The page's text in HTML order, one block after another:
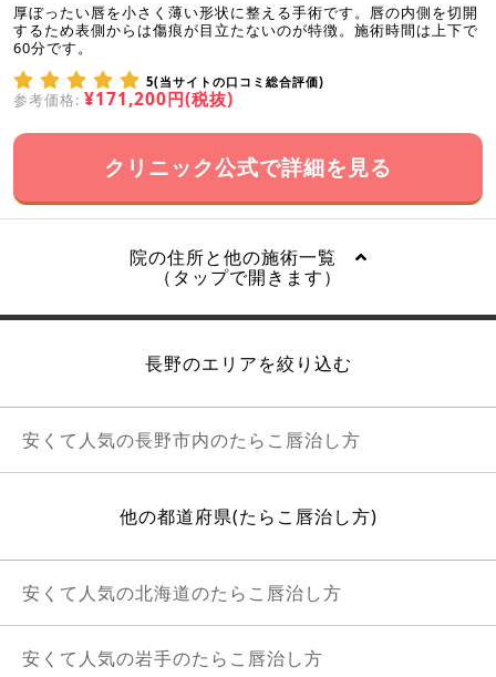
厚ぼったい唇を小さく薄い形状に整える手術です。唇の内側を切開
するため表側からは傷痕が目立たないのが特徴。施術時間は上下で
60分です。
5(当サイトの口コミ総合評価)
参考価格: ¥171,200円(税抜)
クリニック公式で詳細を見る
院の住所と他の施術一覧
（タップで開きます）
長野のエリアを絞り込む
安くて人気の長野市内のたらこ唇治し方
他の都道府県(たらこ唇治し方)
安くて人気の北海道のたらこ唇治し方
安くて人気の岩手のたらこ唇治し方